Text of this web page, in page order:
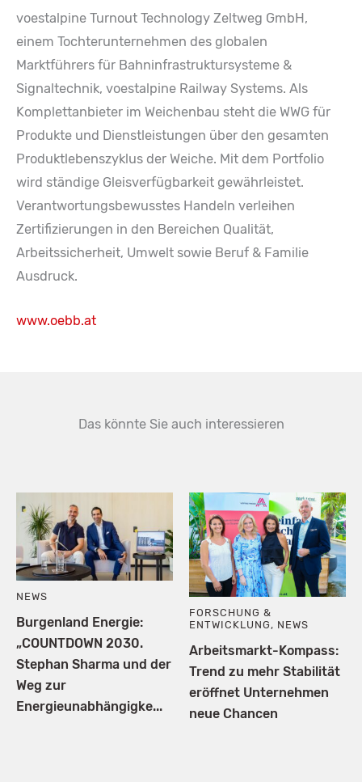
voestalpine Turnout Technology Zeltweg GmbH,
einem Tochterunternehmen des globalen
Marktführers für Bahninfrastruktursysteme &
Signaltechnik, voestalpine Railway Systems. Als
Komplettanbieter im Weichenbau steht die WWG für
Produkte und Dienstleistungen über den gesamten
Produktlebenszyklus der Weiche. Mit dem Portfolio
wird ständige Gleisverfügbarkeit gewährleistet.
Verantwortungsbewusstes Handeln verleihen
Zertifizierungen in den Bereichen Qualität,
Arbeitssicherheit, Umwelt sowie Beruf & Familie
Ausdruck.
www.oebb.at
Das könnte Sie auch interessieren
NEWS
Burgenland Energie:
„COUNTDOWN 2030.
Stephan Sharma und der
Weg zur
Energieunabhängigke...
FORSCHUNG &
ENTWICKLUNG , NEWS
Arbeitsmarkt-Kompass:
Trend zu mehr Stabilität
eröffnet Unternehmen
neue Chancen